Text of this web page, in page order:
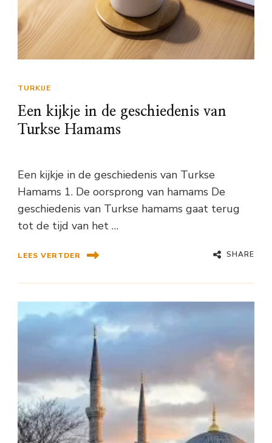
TURKIJE
Een kijkje in de geschiedenis van
Turkse Hamams
Een kijkje in de geschiedenis van Turkse
Hamams 1. De oorsprong van hamams De
geschiedenis van Turkse hamams gaat terug
tot de tijd van het …
LEES VERTDER SHARE